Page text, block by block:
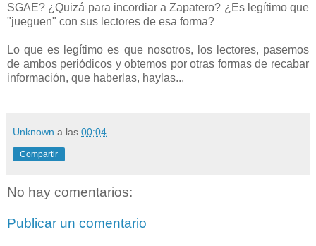
SGAE? ¿Quizá para incordiar a Zapatero? ¿Es legítimo que
"jueguen" con sus lectores de esa forma?
Lo que es legítimo es que nosotros, los lectores, pasemos
de ambos periódicos y obtemos por otras formas de recabar
información, que haberlas, haylas...
Unknown a las 00:04
Compartir
No hay comentarios:
Publicar un comentario